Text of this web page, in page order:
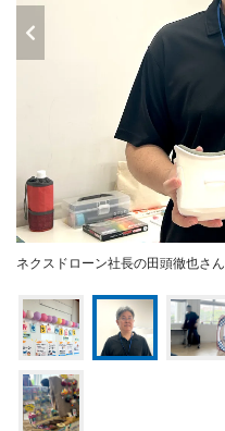
ネクスドローン社長の田頭徹也さん